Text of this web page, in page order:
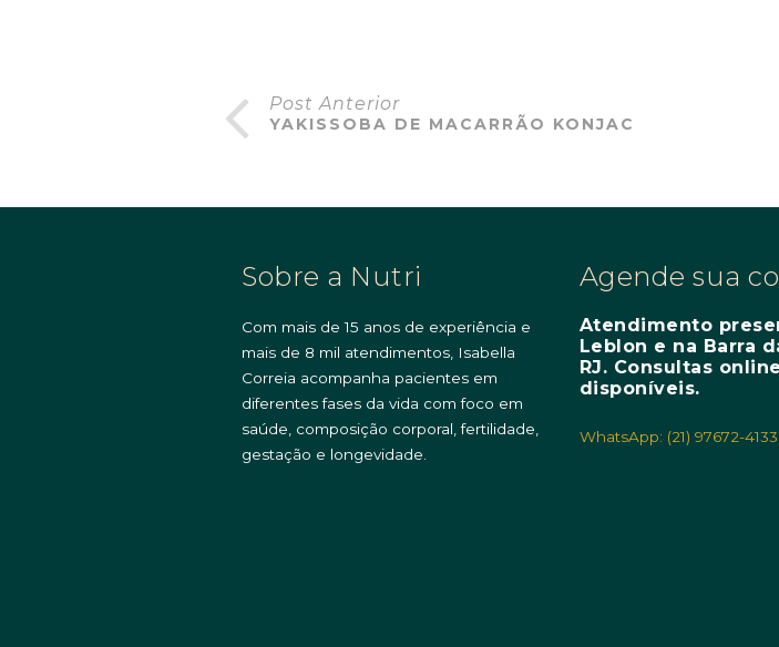
Post Anterior
YAKISSOBA DE MACARRÃO KONJAC
Sobre a Nutri
Com mais de 15 anos de experiência e
mais de 8 mil atendimentos, Isabella
Correia acompanha pacientes em
diferentes fases da vida com foco em
saúde, composição corporal, fertilidade,
gestação e longevidade.
Agende sua
Atendimento
Leblon e na Barra
RJ. Consultas online
disponíveis.
WhatsApp: (21) 97672-4133